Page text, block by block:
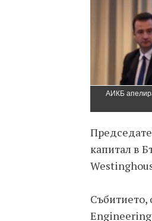
АИКБ
капитал в
Събитието,